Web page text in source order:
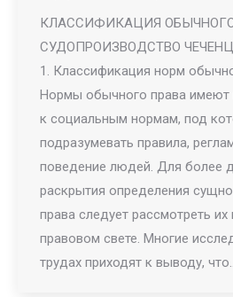
КЛАССИФИКАЦИЯ
СУДОПРОИЗВОДСТВО
1. Классификация норм
Нормы обычного права имеют
к социальным нормам, под
подразумевать правила,
поведение людей. Для более
раскрытия определения
права следует рассмотреть их
правовом свете. Многие
трудах приходят к выводу,